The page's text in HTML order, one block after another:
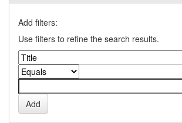
Add filters:
Use filters to refine the search results.